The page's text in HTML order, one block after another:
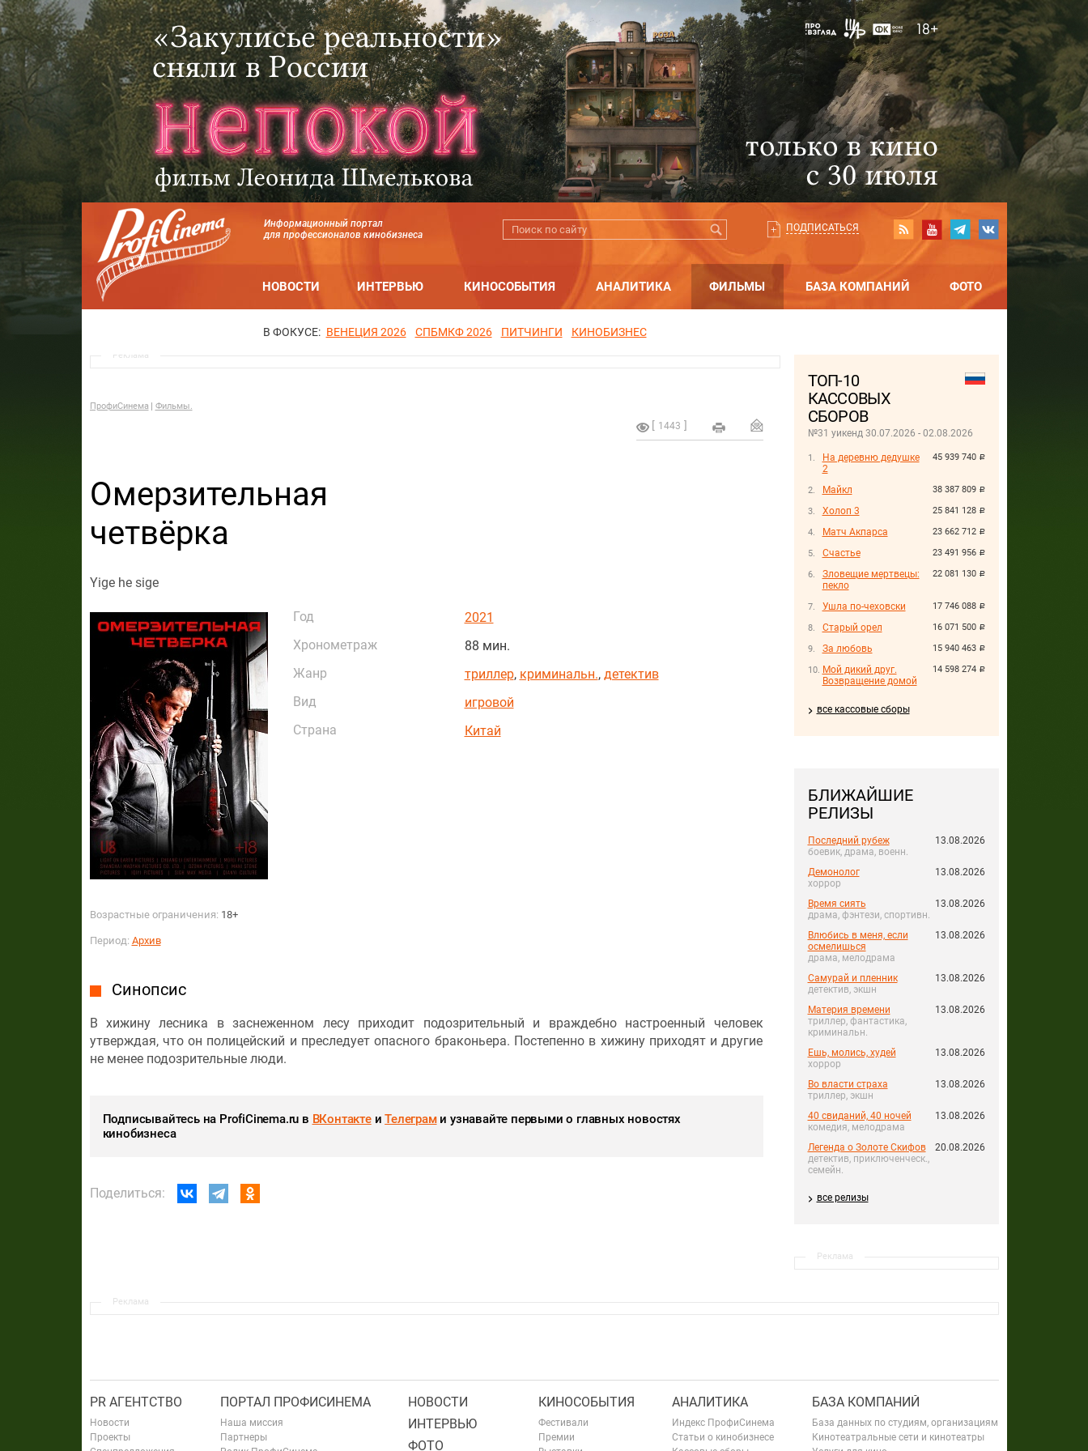
Информационный портал
для профессионалов кинобизнеса
ПОДПИСАТЬСЯ
НОВОСТИ ИНТЕРВЬЮ КИНОСОБЫТИЯ АНАЛИТИКА ФИЛЬМЫ БАЗА КОМПАНИЙ ФОТО
В ФОКУСЕ: ВЕНЕЦИЯ 2026 СПБМКФ 2026 ПИТЧИНГИ КИНОБИЗНЕС
ТОП-10
КАССОВЫХ
СБОРОВ
№31 уикенд 30.07.2026 - 02.08.2026
45 939 740 руб.
На деревню дедушке
2
38 387 809 руб.
Майкл
25 841 128 руб.
Холоп 3
23 662 712 руб.
Матч Акпарса
23 491 956 руб.
Счастье
22 081 130 руб.
Зловещие мертвецы:
пекло
17 746 088 руб.
Ушла по-чеховски
16 071 500 руб.
Старый орел
15 940 463 руб.
За любовь
14 598 274 руб.
Мой дикий друг.
Возвращение домой
все кассовые сборы
БЛИЖАЙШИЕ
РЕЛИЗЫ
Последний рубеж
боевик, драма, военн.
13.08.2026
Демонолог
хоррор
13.08.2026
Время сиять
драма, фэнтези, спортивн.
13.08.2026
Влюбись в меня, если
осмелишься
драма, мелодрама
13.08.2026
Самурай и пленник
детектив, экшн
13.08.2026
Материя времени
триллер, фантастика,
криминальн.
13.08.2026
Ешь, молись, худей
хоррор
13.08.2026
Во власти страха
триллер, экшн
13.08.2026
40 свиданий, 40 ночей
комедия, мелодрама
13.08.2026
Легенда о Золоте Скифов
детектив, приключенческ.,
семейн.
20.08.2026
все релизы
Реклама
Реклама
ПрофиСинема Фильмы.
1443
Омерзительная
четвёрка
Yige he sige
Возрастные ограничения: 18+
Период: Архив
Год
2021
Хронометраж
88 мин.
Жанр
триллер, криминальн., детектив
Вид
игровой
Страна
Китай
Синопсис
В хижину лесника в заснеженном лесу приходит подозрительный и враждебно настроенный человек
утверждая, что он полицейский и преследует опасного браконьера. Постепенно в хижину приходят и другие
не менее подозрительные люди.
Подписывайтесь на ProfiCinema.ru в ВКонтактеиТелеграми узнавайте первыми о главных новостях
кинобизнеса
Поделиться:
Реклама
PR АГЕНТСТВО
Новости
Проекты
ПОРТАЛ ПРОФИСИНЕМА
Наша миссия
Партнеры
НОВОСТИ
ИНТЕРВЬЮ
ФОТО
КИНОСОБЫТИЯ
Фестивали
Премии
АНАЛИТИКА
Индекс ПрофиСинема
Статьи о кинобизнесе
БАЗА КОМПАНИЙ
База данных по студиям, организациям
Кинотеатральные сети и кинотеатры